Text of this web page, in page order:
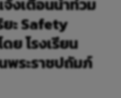
จ้งเตือนน้ำท่วม
ยะ Safety
ย โรงเรียน
พระราชปถัมภ์